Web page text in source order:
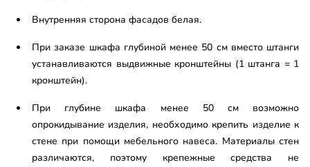
Внутренняя сторона фасадов белая.
При заказе шкафа глубиной менее 50 см вместо штанги
устанавливаются выдвижные кронштейны (1 штанга = 1
кронштейн).
При глубине шкафа менее 50 см возможно
опрокидывание изделия, необходимо крепить изделие к
стене при помощи мебельного навеса. Материалы стен
различаются, поэтому крепежные средства не